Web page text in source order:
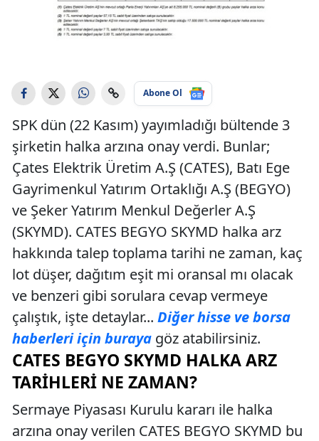
Abone Ol
SPK dün (22 Kasım) yayımladığı bültende 3
şirketin halka arzına onay verdi. Bunlar;
Çates Elektrik Üretim A.Ş (CATES), Batı Ege
Gayrimenkul Yatırım Ortaklığı A.Ş (BEGYO)
ve Şeker Yatırım Menkul Değerler A.Ş
(SKYMD). CATES BEGYO SKYMD halka arz
hakkında talep toplama tarihi ne zaman, kaç
lot düşer, dağıtım eşit mi oransal mı olacak
ve benzeri gibi sorulara cevap vermeye
çalıştık, işte detaylar... Diğer hisse ve borsa
haberleri için buraya göz atabilirsiniz.
CATES BEGYO SKYMD HALKA ARZ
TARIHLERI NE ZAMAN?
Sermaye Piyasası Kurulu kararı ile halka
arzına onay verilen CATES BEGYO SKYMD bu